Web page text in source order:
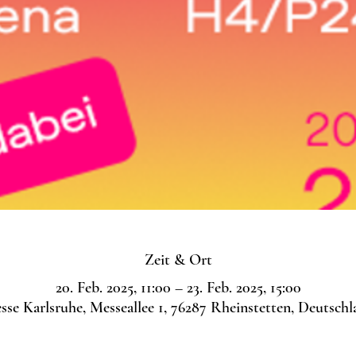
Zeit & Ort
20. Feb. 2025, 11:00 – 23. Feb. 2025, 15:00
Karlsruhe, Messeallee 1, 76287 Rheinstetten,